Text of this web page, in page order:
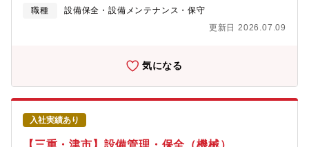
職種
設備保全・設備メンテナンス・保守
更新日 2026.07.09
気になる
入社実績あり
【三重・津市】設備管理・保全（機械）